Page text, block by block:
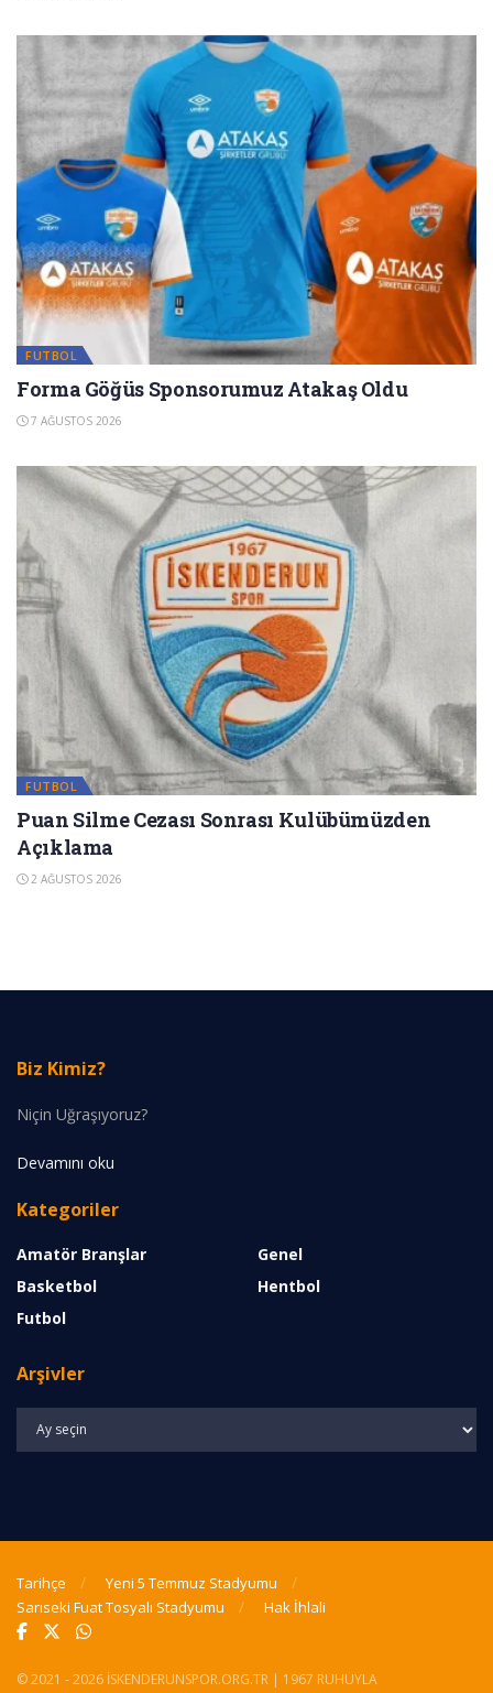
FUTBOL
Forma Göğüs Sponsorumuz Atakaş Oldu
7 AĞUSTOS 2026
FUTBOL
Puan Silme Cezası Sonrası Kulübümüzden
Açıklama
2 AĞUSTOS 2026
Biz Kimiz?
Niçin Uğraşıyoruz?
Devamını oku
Kategoriler
Amatör Branşlar
Basketbol
Futbol
Genel
Hentbol
Arşivler
Tarihçe
Yeni 5 Temmuz Stadyumu
Sarıseki Fuat Tosyalı Stadyumu
Hak İhlali
© 2021 - 2026 İSKENDERUNSPOR.ORG.TR | 1967 RUHUYLA